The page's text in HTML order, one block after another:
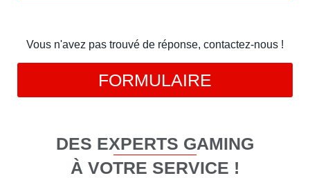
Vous n'avez pas trouvé de réponse, contactez-nous !
FORMULAIRE
DES EXPERTS GAMING
À VOTRE SERVICE !